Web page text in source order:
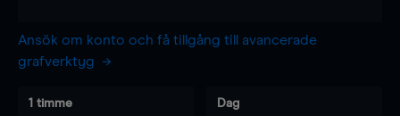
Ansök om konto och få tillgång till avancerade
grafverktyg
1 timme Dag